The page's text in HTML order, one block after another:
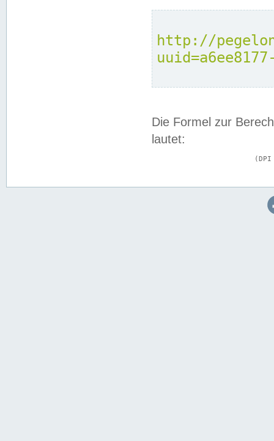
http://
Die Formel zur
lautet: